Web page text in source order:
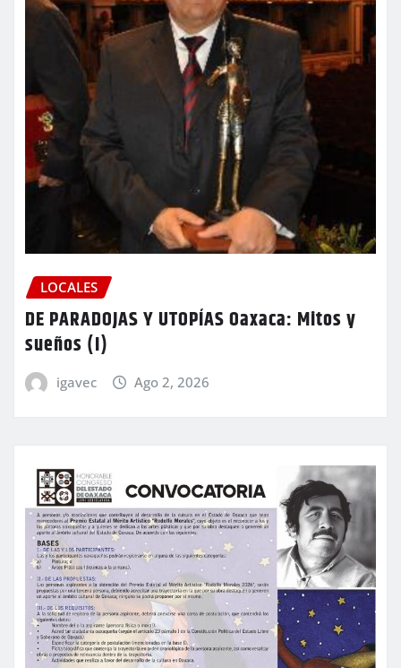
LOCALES
DE PARADOJAS Y UTOPÍAS Oaxaca: Mitos y
sueños (I)
igavec Ago 2, 2026